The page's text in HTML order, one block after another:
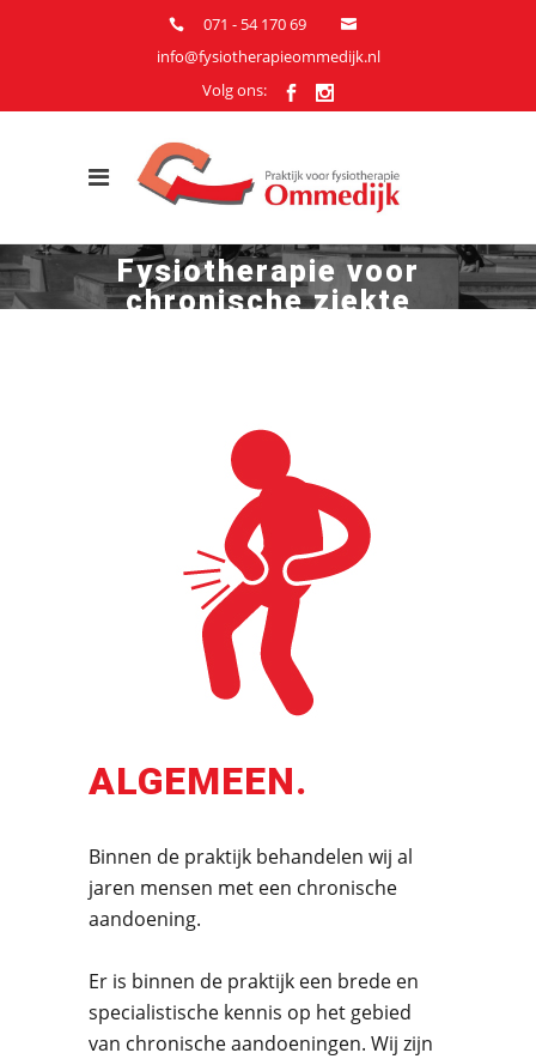
071 - 54 170 69
info@fysiotherapieommedijk.nl
Volg ons:
Fysiotherapie voor
chronische ziekte
ALGEMEEN.
Binnen de praktijk behandelen wij al
jaren mensen met een chronische
aandoening.
Er is binnen de praktijk een brede en
specialistische kennis op het gebied
van chronische aandoeningen. Wij zijn